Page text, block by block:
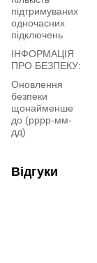
підтримуваних
одночасних
підключень
ІНФОРМАЦІЯ
ПРО БЕЗПЕКУ:
Оновлення
безпеки
щонайменше
до (рррр-мм-
дд)
Відгуки